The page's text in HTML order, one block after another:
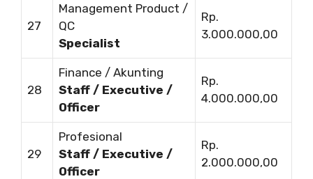
27
Management Product /
QC
Specialist
Rp.
3.000.000,00
28
Finance / Akunting
Staff / Executive /
Officer
Rp.
4.000.000,00
29
Profesional
Staff / Executive /
Officer
Rp.
2.000.000,00